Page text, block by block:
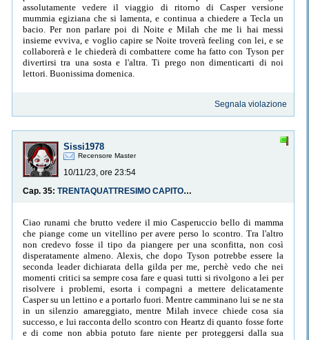
Segnala violazione
Sissi1978
Recensore Master
10/11/23, ore 23:54
Cap. 35:
TRENTAQUATTRESIMO CAPITOLO: SAGA DI KARETAO LAB: CONTO ALLA ROVESCIA
Ciao runami che brutto vedere il mio Casperuccio bello di mamma che piange come un vitellino per avere perso lo scontro. Tra l'altro non credevo fosse il tipo da piangere per una sconfitta, non così disperatamente almeno. Alexis, che dopo Tyson potrebbe essere la seconda leader dichiarata della gilda per me, perchè vedo che nei momenti critici sa sempre cosa fare e quasi tutti si rivolgono a lei per risolvere i problemi, esorta i compagni a mettere delicatamente Casper su un lettino e a portarlo fuori. Mentre camminano lui se ne sta in un silenzio amareggiato, mentre Milah invece chiede cosa sia successo, e lui racconta dello scontro con Heartz di quanto fosse forte e di come non abbia potuto fare niente per proteggersi dalla sua bomba sonora, benchè credesse che ce l'avrebbe fatta. I compagni sembrano molto sorpresi. Priscilla capisce che quel rumore assordante che ha provocato tanta devastazione e che loro hanno sentito, era quindi la bomba sonora di cui parla Casper. Milah riflettendo come sempre analizzando ogni particolare capisce che però c'è qualcosa che non va. Alèk che forse è più muscoli che cervello rispetto alla sorella (no Black dai non te la prendere lo sappiamo che se cuoi usi anche la testa ma solo quando vuoi) non capisce di cosa stia parlando l'amica, e lei gli spiega che se ha causato tanti danni alla struttura non poteva far parte dell'equipe di medici, perchè avrebbe preservato sia l'edificio che i compagni che stavano lottando. Tutti si chiedono a questo punto Heartz chi sia e soprattutto da che parte stia. Alèk mi ha fatto tanta dolcezza quando con tanto affetto accarezza la testa di Casper e gli dice che l'unica cosa importante è che lui guarisca, sempre però tenendo un tono scherzoso per non commuoversi troppo, anche se Casper anche fa fatica, perchè troppo colpito, a rispondergli sfottendolo a sua volta che deve avere rispetto per l'anzianità. Anche Alexis sembra piacevolmente sorpresa da come il fratello si sia attaccato a Casper. Quando iniziano a salire le scale e vedono qualcuno avvicinarsi, Priscilla pensa siano altri nemici ma fortunatamente si riuniscono a loro anche Demetra e Noite con il "gentiluomo" che la sorregge e chissà come Tyson gradirebbe la scena nel vederla, meglio per Noite se non lo vede altrimenti la falce sai dove gliela infila? Se proprio gli va bene può o decapitarlo o castrarlo. Come sempre Demetra anche se sta messa peggio degli altri, subito si preoccupa di controllare i feriti, e vedendo Casper in quel modo cerca di fare una diagnosi facendogli domande. Casper non riesce a muoversi per il dolore, e mi chiedo se è pieno di sangue come non sia ancora svenuto tra l'altro. Demetra appare subito preoccupata per il devil slayer, ed intanto chiede dove siano gli altri, ed Alexis mentre li invita a proseguire per portare Casper fuori dal laboratorio, come poi fanno, la informa che sia Tyson che Velvet e Nicolash sono ancora nel sotterraneo e che non sa quante cose siano accadute da quando si sono separati. Intanto poi assistiamo al combattimento di Tyson con colui che viene chiamato 78 (un numero come nome? E poi proprio 78?) e già vediamo che al primo colpa ha un po' di schifo perchè si ritrova una non meglio identificata sostanza addosso color argento. Non farti domande Tyson che forse è meglio mi viene da dirgli. 78 che credo a questo punto sia collegato all'elemento del platino che è il suo potere, da notare che si autocelebra da solo proprio per via della sua magia. Cioè il tuo potere è quello e non pensi che ne so di farti i soldi aprendo una catena di gioiellerie ad esempio? Davvero credi che sia meglio votarsi al crimine? Tyson riesce a ferirlo con un colpo di falce, ma invece che sangue sembra che corpo del nemico sia appunto fatto di platino, perchè infatti si risana ed è più arzillo di prima, tanto da riuscire a gettarlo contro delle vasche e a farlo ferire alla schiena coi vetri, che tra l'altro mi sembra sanguinava già da prima lì col combattimento precedente o sbaglio? Qualcuno poi dovrebbe sempre dire a questo 78 che non si è proprio umani se invece che del sangue ti fuoriesce da un taglio bello grosso del platino, e che cavolo stai pure a contatto con dei medici in un laboratorio ora, non ci vuole molto. Comunque Tyson ha notato che prima colpendo al naso ha invece sanguinato, e quindi cerca di capire se abbia solo la testa come punto debole o no. Allora prova a decapitarlo come mi dispiace dirlo gli jihadisti dell'Isis, ma purtroppo la testa torna al suo posto proprio con il platino, provocando anche maggiore schifo di prima al nostro povero eroe. Tra l'altro non provate a dirglielo in faccia a questo 78 che il suo potere fa un po' schifo, perchè s'incazza come una iena e vi aggredisce come fa con Tyson facendolo volare di nuovo con tre calci allo stomaco, e probabilmente rompendogli qualche costola. L'unica cosa positiva è che riescono ad allontanarsi dalla stanza in cui sono le ragazze, mentre Tyson prova a sparire nel nulla per riprendere un po' di respiro. Tyson arrivandogli alle spalle sfruttando l'elemento sorpresa lo fa letteralmente a pezzetti con la falce, ma purtroppo lo vede sempre tornare a ricomporsi grazie al platino. Tyson continua ad attaccare ma il risultato è sempre lo stesso e per lui diventa molto frustrante, anche perchè spreca molte energie e becca parecchie botte, mentre il suo avversario non ha nemmeno un graffio e non è nemmeno stanco. Intanto 78 inaspettatamente chiede al leader di Phoenix's Ashes se conosce il significato dietro al nome di Karetao Lab, ma Tyson è troppo arrabbiato per la situazione, per quello che hanno fatto a Velvet, ed anche per questo scontro che non sta andando come vorrebbe e continua solo ad attaccare urlandogli contro di stare zitto. Poi dopo averlo immobilizzato per i polsi gli racconta che il nome non viene dalla storia di Tecla e dei suoi spettacolini. In realtà è solo una copertura. Il vero scopo come si è potuto capire è privare di tutto l'etere magico i diversi maghi al fine di ridurli in esseri come bambole, dove le normali funzioni corporee sono attive ma sono fondamentalmente spenti e senza volontà. Ed è allora che Tyson pronuncia la parola marionetta da cui deriva il nome di Karetao Lab, e la sua deduzione fa molto ridere 78. Quella consapevolezza del male arrecato che provocava l'ilarità in persone che erano per giunta medici che dovrebbero contribuire alla salute delle persone e non a trasformarle in marionette per puro interesse sia scientifico che economico fa talmente incavolare Tyson, che si ritrova improvvisamente preda di una furia incontenibile che gli scatena dentro un potere che lo fa ingrossare letteralmente di stazza. 78 troppo preso a ridere si accorge all'ultimo del cambiamento nel suo nemico, quando egli gli arriva sotto il muso caricato di una nuova aura e finisce per attaccarlo con rinnovata energia. Quando Tyson a quel punto lo colpisce letteralmente tagliandolo a metà non si accorge subito del bagliore rossastro che stavolta emerge dalla ferita, e si aspetta di vederlo ricomposto nuovamente, ma stavolta sul volto del nemico appare un'espressione di paura. Poi alla minaccia di Tyson 78 invece di ricomporsi prova a strisciare con le braccia sul pavimento almeno per la parte superiore del suo corpo. Tyson lo para nella sua fuga e avviene uno strano avvertimento da parte del nemico che gli annuncia che si sta risvegliano seppure lentamente. Solo a quel punto torna ad unirsi con la parte inferiore del suo corpo. Tyson non capisce di cosa parli il suo rivale, che tornato tutto intero prende ad esaminarlo girandogli intorno, mentre Tyson ripensa anche agli avvenimenti che gli sono successi ad Orchidea. 78 comincia a raccontargli come chi sia stato in quelle vasche di prelevazione di etere non ne sia uscito incolume, e che l'unico in realtà che si sia salvato sia proprio lui Tyson. Qui la notizia bomba ma che dico bomba un meteorite vero e proprio. Tyson secondo 78 sarebbe stato in una di quelle vasche del loro laboratorio per tre lunghi anni. Tyson non ricorda nulla, però quando gli viene detto il suo cervello comincia ad avere immegini confuse al riguardo: un medico, un ago ed una donna dagli occhi di fuoco. C'è da dire che è strano che lui e Tecla non si siano mai visti, ma la ragazza non era ammessa al laboratorio segreto quindi ci sta. Altra cosa come mai lui non ricorda niente? Però non sarebbe la prima volta che Tyson ha problemi simili. 78 si prende gioco crudelmente di lui che è chinato a terra dolorante per lo sforzo di testa nel ricordare, e Tyson sente la voce di qualcuno, forse colui o colei che l'ha aiutato a fuggire che gli dice di correre e di non voltarsi. Il mago con la falce ha un vero e proprio crollo nervoso nel momento peggiore, proprio quando il nemico è pronto di fronte a lui per affrontarlo, e difatti gli dà un calcio che lo schianta a terra ma lo fa anche riprendere, benchè si finga tramortito. Mentre 78 gli continua a raccontare come l'abbiano cercato per tutto il tempo successivo alla sua fuga e come il suo corpo contrinuirà a far progredire la scienza, Tyson reagisce e decide di contrattaccare, nonostante vorrebbe ovviamente ora sapere tutta la verità, ma sa che non è il momento e che sarebbe controproducente perchè lo distrarebbe dalla vittoria. Il medico gli dice anche che la sua colorazione di etere nella vasca era trasparente, e che solo ora capiva che, a differenza degli altri. non aveva colore perchè rispecchiava il potere di occultamento della sua magia. Proprio in quel momento Tyson sorprendendolo scompare. Il dottore ha capito che ora deve aver terrore che Tyson sia ancora più incavolato di prima, e lo stuzzica chiedendogli se non voglia sapere anche del resto, ma finisce immobilizzato e con il suo antagonista che lo minaccia rispondendogli che l'unico rumore che vuole sentire è quello della sua testa rotolare sul pavimento. Che tosto Tyson! Anche se proprio in questi giorni è triste cose del genere stanno succedendo ai tanti ostaggi ca